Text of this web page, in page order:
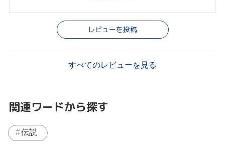
レビューを投稿
すべてのレビューを見る
関連ワードから探す
伝説